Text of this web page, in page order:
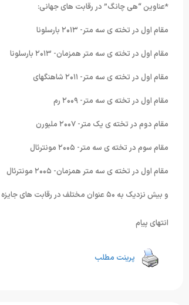
*عناوین “هی چانگ” در رقابت های جهانی:
مقام اول در تخته ی سه متر- ٢۰١٣ بارسلونا
مقام اول در تخته ی سه متر همزمان- ٢۰١٣ بارسلونا
مقام اول در تخته ی سه متر- ٢۰١١ شاهنگهای
مقام اول در تخته ی سه متر- ٢۰۰٩ رم
مقام دوم در تخته ی یک متر- ٢۰۰٧ ملبورن
مقام سوم در تخته ی سه متر- ٢۰۰۵ مونترئال
مقام اول در تخته ی سه متر همزمان- ٢۰۰۵ مونترئال
و بیش نزدیک به ۵۰ عنوان مختلف در رقابت های جایزه بزرگ جهانی، آسیایی، بازی های آسیایی و لیگ جهانی درکارنامه این ورزشکار نامدار می درخشد.
انتهای پیام
پرینت مطلب